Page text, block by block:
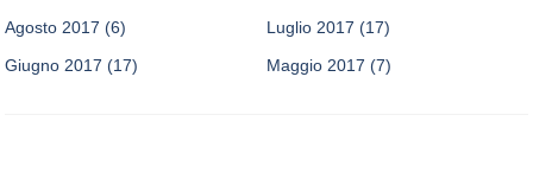
Agosto 2017 (6) Luglio 2017 (17)
Giugno 2017 (17) Maggio 2017 (7)